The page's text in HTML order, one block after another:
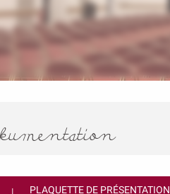
PLAQUETTE DE PRÉSENTATION